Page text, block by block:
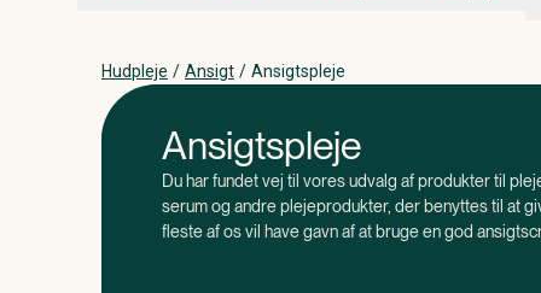
Hudpleje / Ansigt / Ansigtspleje
Ansigtspleje
Du har fundet vej til vores udvalg af produkter til
serum og andre plejeprodukter, der benyttes til at
fleste af os vil have gavn af at bruge en god